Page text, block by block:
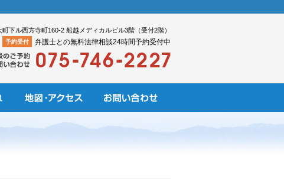
下ル西方寺町160-2 船越メディカルビル3階（受付2階）
弁護士との無料法律相談24時間予約受付中
予約受付